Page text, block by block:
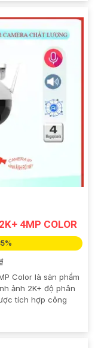
4MP COLOR
Color là sản phẩm
ảnh 2K+ độ phân
tích hợp công